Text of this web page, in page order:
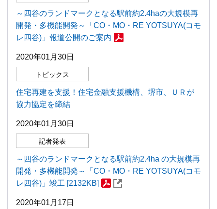
～四谷のランドマークとなる駅前約2.4haの大規模再
開発・多機能開発～「CO・MO・RE YOTSUYA(コモ
レ四谷)」報道公開のご案内
2020年01月30日
トピックス
住宅再建を支援！住宅金融支援機構、堺市、ＵＲが
協力協定を締結
2020年01月30日
記者発表
～四谷のランドマークとなる駅前約2.4ha の大規模再
開発・多機能開発～「CO・MO・RE YOTSUYA(コモ
レ四谷)」竣工 [2132KB]
2020年01月17日